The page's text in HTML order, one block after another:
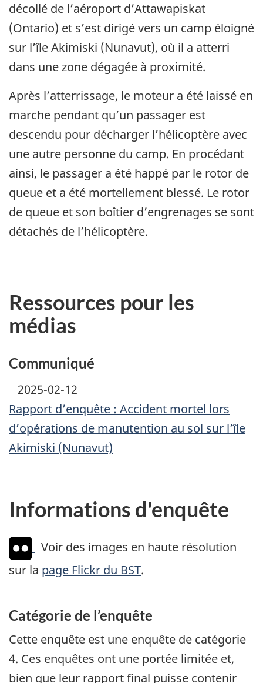
décollé de l’aéroport d’Attawapiskat
(Ontario) et s’est dirigé vers un camp éloigné
sur l’île Akimiski (Nunavut), où il a atterri
dans une zone dégagée à proximité.
Après l’atterrissage, le moteur a été laissé en
marche pendant qu’un passager est
descendu pour décharger l’hélicoptère avec
une autre personne du camp. En procédant
ainsi, le passager a été happé par le rotor de
queue et a été mortellement blessé. Le rotor
de queue et son boîtier d’engrenages se sont
détachés de l’hélicoptère.
Ressources pour les
médias
Communiqué
2025-02-12
Rapport d’enquête : Accident mortel lors
d’opérations de manutention au sol sur l’île
Akimiski (Nunavut)
Informations d'enquête
Voir des images en haute résolution
sur la page Flickr du BST.
Catégorie de l’enquête
Cette enquête est une enquête de catégorie
4. Ces enquêtes ont une portée limitée et,
bien que leur rapport final puisse contenir